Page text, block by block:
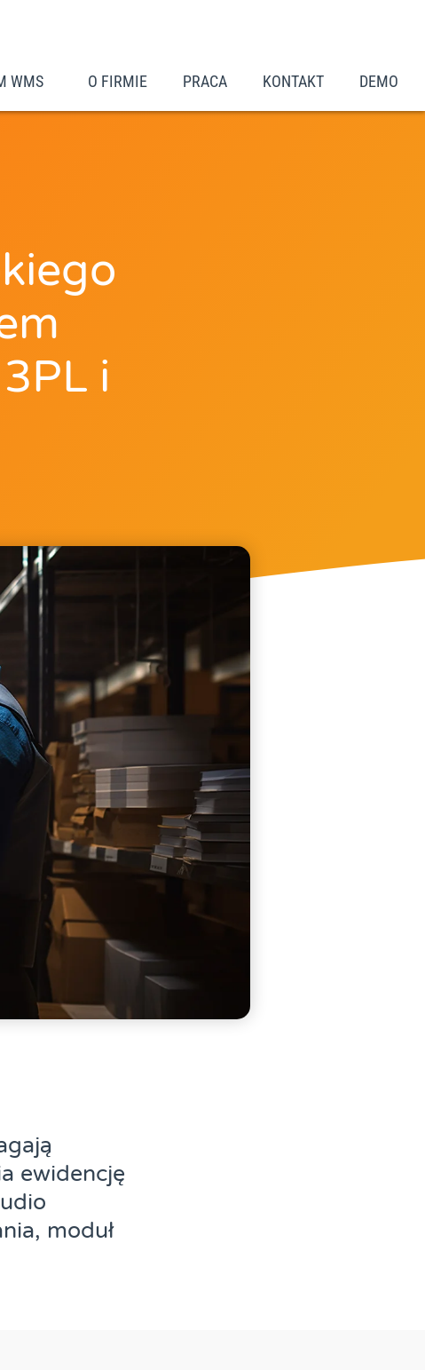
WMS O FIRMIE PRACA KONTAKT DEMO
i
ewidencję
moduł